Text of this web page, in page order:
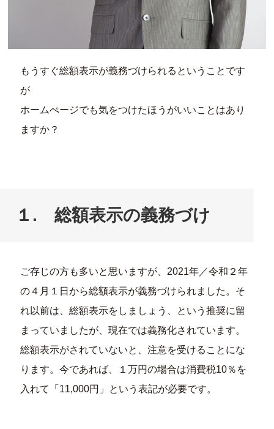
もうすぐ総額表示が義務づけられるということです
が
ホームぺージでも気をつけたほうがいいことはあり
ますか？
１. 総額表示の義務づけ
ご存じの方も多いと思いますが、2021年／令和２年
の４月１日から総額表示が義務づけられました。そ
れ以前は、総額表示をしましょう、という推奨に留
まっていましたが、現在では義務化されています。
総額表示がされていないと、注意を受けることにな
ります。今であれば、１万円の場合は消費税10％を
入れて「11,000円」という表記が必要です。